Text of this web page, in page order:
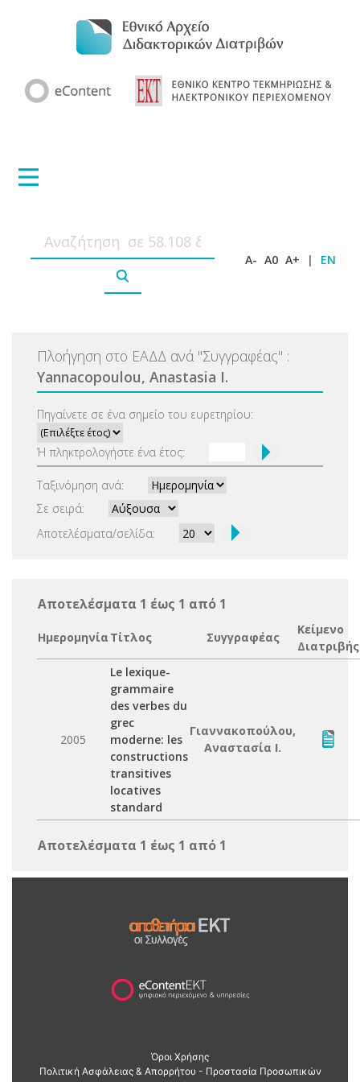
A- A0 A+ | EN
Πλοήγηση στο ΕΑΔΔ ανά "Συγγραφέας" :
Yannacopoulou, Anastasia I.
Πηγαίνετε σε ένα σημείο του ευρετηρίου:
Ή πληκτρολογήστε ένα έτος:
Ταξινόμηση ανά:
Σε σειρά:
Αποτελέσματα/σελίδα:
Αποτελέσματα 1 έως 1 από 1
Ημερομηνία Τίτλος Συγγραφέας
Κείμενο
Διατριβής
2005
Le lexique-
grammaire
des verbes du
grec
moderne: les
constructions
transitives
locatives
standard
Γιαννακοπούλου,
Αναστασία Ι.
Αποτελέσματα 1 έως 1 από 1